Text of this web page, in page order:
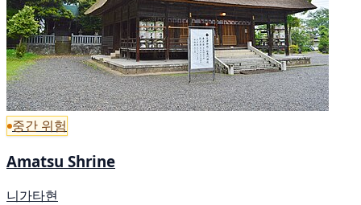
중간 위험
Amatsu Shrine
니가타현